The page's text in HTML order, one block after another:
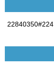
22840350#224